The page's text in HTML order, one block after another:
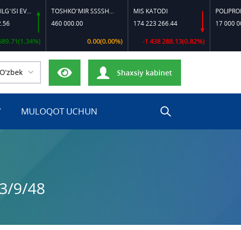
DIZEL YOQILG‘ISI EVRO-L II K-4 SSDF
TOSHKO‘MIR SSSSH-13
460 000.00
0.00(0.00%)
MIS KATODI
174 223 266.44
-1 438 288.13(0.82%)
17 000 000.00
O'zbek Shaxsiy kabinet
MULOQOT UCHUN
9/48